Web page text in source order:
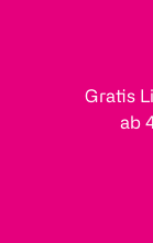
Gratis
ab